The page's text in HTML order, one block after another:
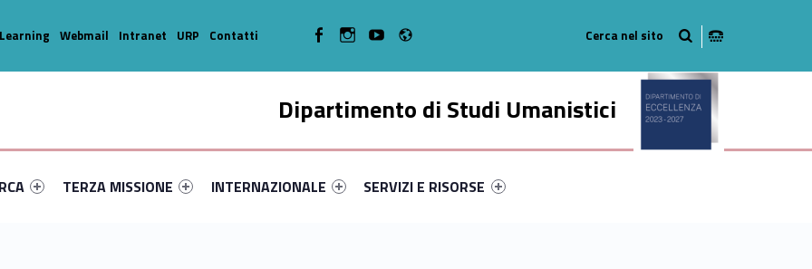
Dipartimento di Studi Umanistici
primary-57599-14
#link-menu-primary-59419-35
Link identifier #link-menu-primary-62977-45
TERZA MISSIONE
Link identifier #link-menu-primary-79771-49
INTERNAZIONALE
Link identifier #link-menu-primary-99327-56
SERVIZI E RISORSE
Webmail Intranet URP Contatti WebMan on FacebookWebMan on Instagram
WebMan on Youtube